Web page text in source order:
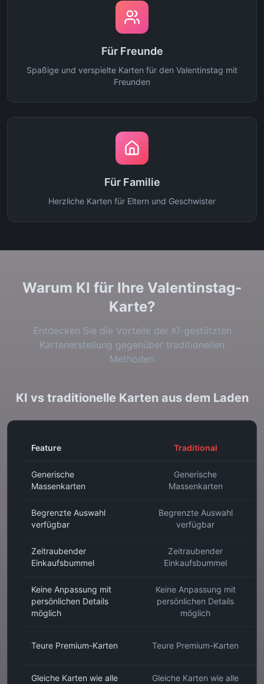
Für Freunde
Spaßige und verspielte Karten für den Valentinstag mit
Freunden
Für Familie
Herzliche Karten für Eltern und Geschwister
Warum KI für Ihre Valentinstag-
Karte?
Entdecken Sie die Vorteile der KI-gestützten
Kartenerstellung gegenüber traditionellen
Methoden
KI vs traditionelle Karten aus dem Laden
Feature Traditional
Generische
Massenkarten
Generische
Massenkarten
Begrenzte Auswahl
verfügbar
Begrenzte Auswahl
verfügbar
Zeitraubender
Einkaufsbummel
Zeitraubender
Einkaufsbummel
Keine Anpassung mit
persönlichen Details
möglich
Keine Anpassung mit
persönlichen Details
möglich
Teure Premium-Karten Teure Premium-Karten
Gleiche Karten wie alle
Gleiche Karten wie alle